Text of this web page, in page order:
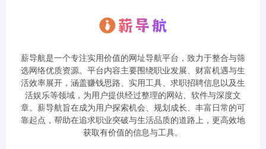
薪导航是一个专注实用价值的网址导航平台，致力于整合与筛
选网络优质资源。平台内容主要围绕职业发展、财富机遇与生
活效率展开，涵盖赚钱思路、实用工具、求职招聘信息以及生
活娱乐等领域，为用户提供经过整理的网站、软件与深度文
章。薪导航旨在成为用户探索机会、规划成长、丰富日常的可
靠起点，帮助在追求职业突破与生活品质的道路上，更高效地
获取有价值的信息与工具。